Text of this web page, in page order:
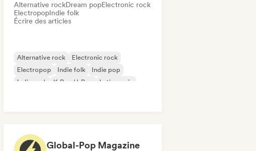
Alternative rockDream popElectronic rock
ElectropopIndie folk
Écrire des articles
Alternative rock
Electronic rock
Electropop
Indie folk
Indie pop
Indie rock
K-Pop/J-Pop Latin music
Global-Pop Magazine